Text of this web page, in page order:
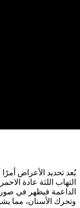
يُعد تحديد الأعراض
التهاب اللثة عادة
الداعمة فيظهر في
وتحرك الأسنان، مما